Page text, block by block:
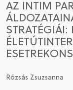
AZ INTIM
STRATÉGIÁI:
Rózsás Zsuzsanna